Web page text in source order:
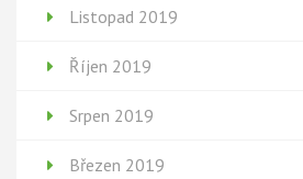
Listopad 2019
Říjen 2019
Srpen 2019
Březen 2019